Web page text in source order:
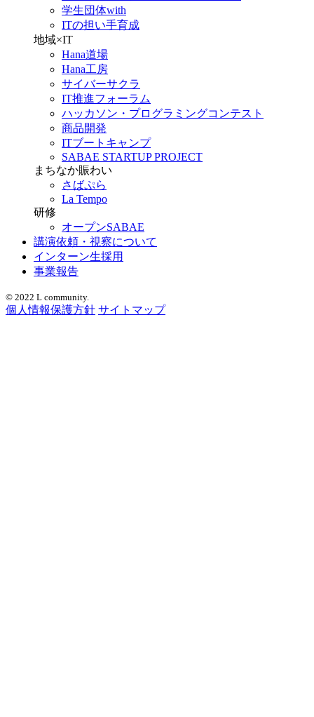
学生団体with
ITの担い手育成
地域×IT
Hana道場
Hana工房
サイバーサクラ
IT推進フォーラム
ハッカソン・プログラミングコンテスト
商品開発
ITブートキャンプ
SABAE STARTUP PROJECT
まちなか賑わい
さばぷら
La Tempo
研修
オープンSABAE
講演依頼・視察について
インターン生採用
事業報告
© 2022 L community.
個人情報保護方針 サイトマップ